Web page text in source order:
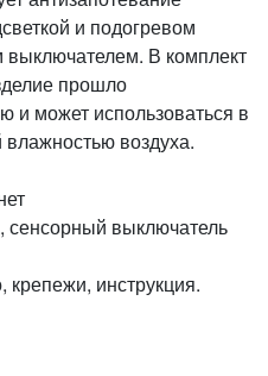
и подогревом
В комплект
прошло
и может использоваться в
воздуха.
сенсорный выключатель
крепежи, инструкция.